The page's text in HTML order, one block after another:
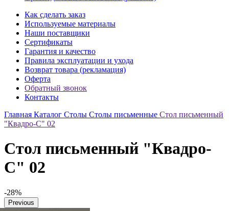
Как сделать заказ
Используемые материалы
Наши поставщики
Сертификаты
Гарантия и качество
Правила эксплуатации и ухода
Возврат товара (рекламация)
Оферта
Обратный звонок
Контакты
Главная Каталог Столы Столы письменные Стол письменный
"Квадро-С" 02
Стол письменный "Квадро-
С" 02
-28%
Previous